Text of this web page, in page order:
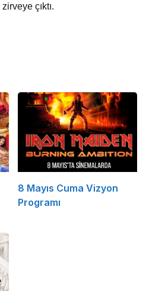
çıktı.
8 Mayıs Cuma Vizyon
Programı